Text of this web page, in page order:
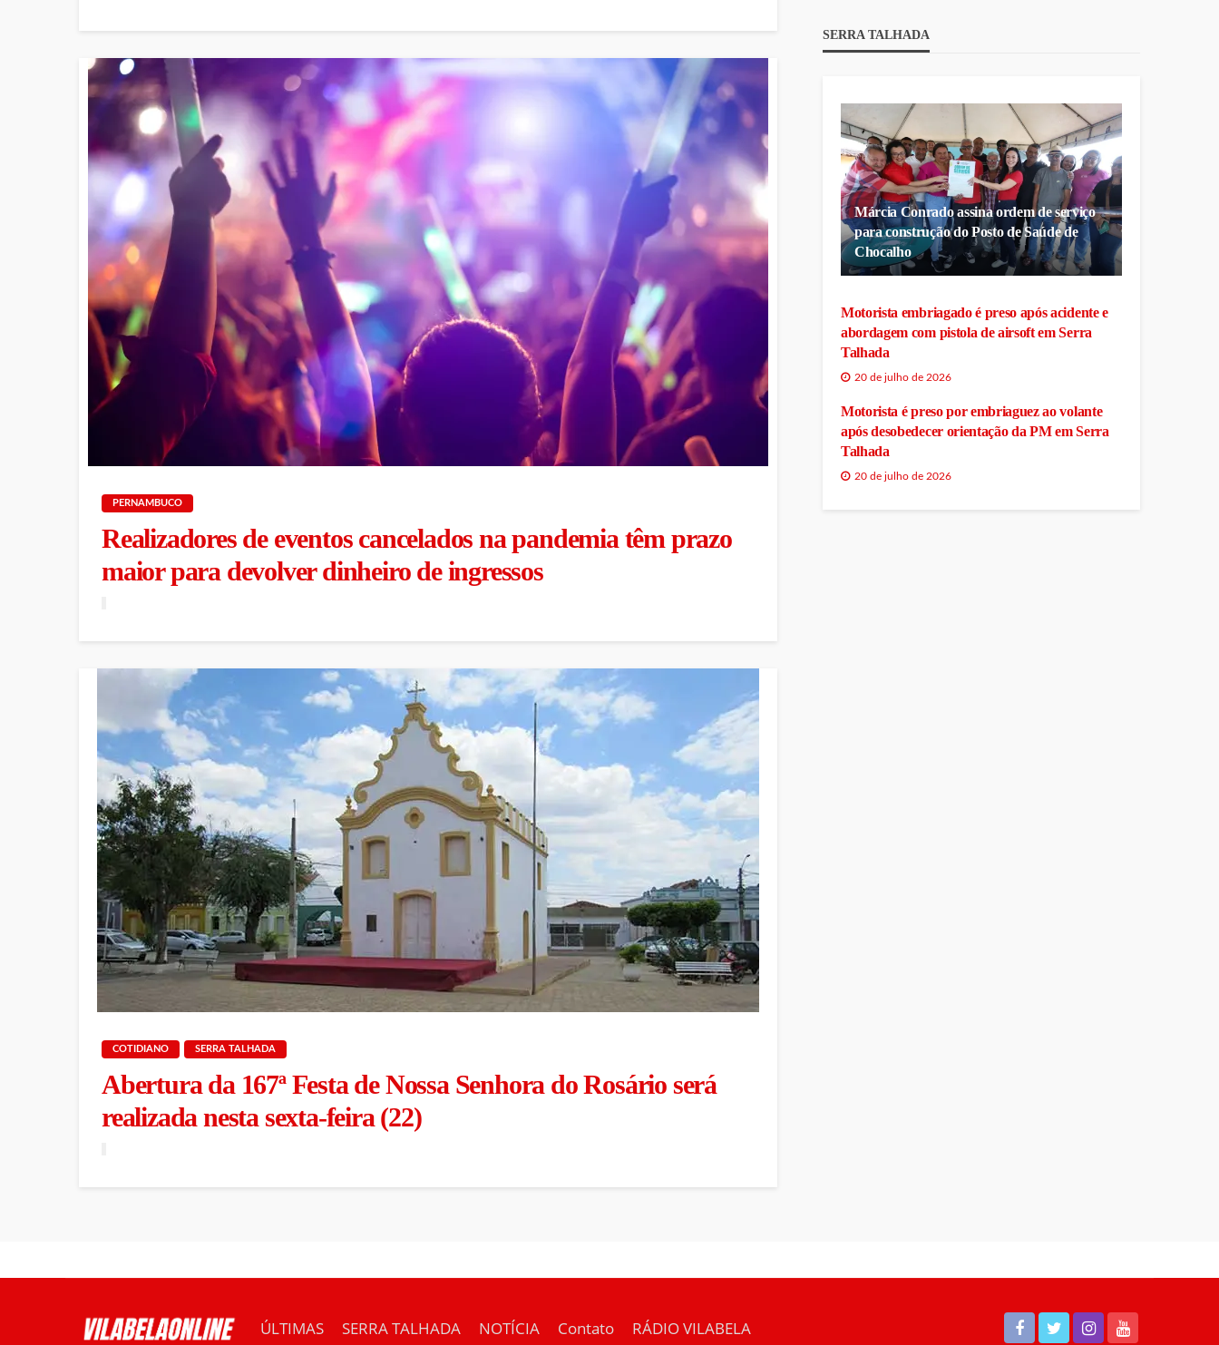
PERNAMBUCO
Realizadores de eventos cancelados na pandemia têm prazo
maior para devolver dinheiro de ingressos
COTIDIANO SERRA TALHADA
Abertura da 167ª Festa de Nossa Senhora do Rosário será
realizada nesta sexta-feira (22)
SERRA TALHADA
Márcia Conrado assina ordem de serviço
para construção do Posto de Saúde de
Chocalho
Motorista embriagado é preso após acidente e
abordagem com pistola de airsoft em Serra
Talhada
20 de julho de 2026
Motorista é preso por embriaguez ao volante
após desobedecer orientação da PM em Serra
Talhada
20 de julho de 2026
ÚLTIMAS SERRA TALHADA NOTÍCIA Contato RÁDIO VILABELA